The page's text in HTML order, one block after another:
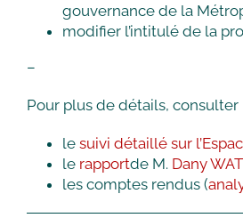
gouvernance de la
modifier l’intitulé de la
–
Pour plus de détails, consulter
le suivi détaillé sur
le rapportde M. Dany
les comptes rendus (